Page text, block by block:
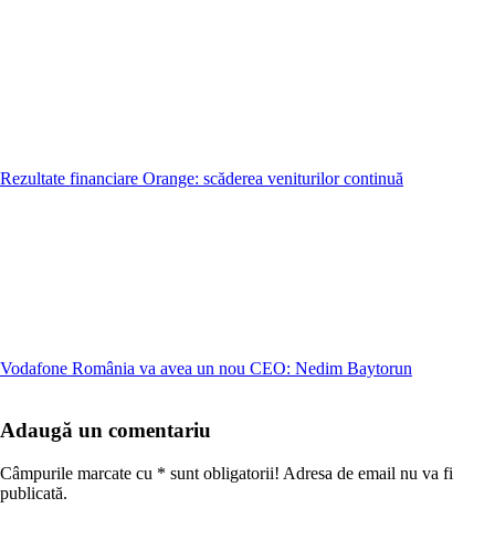
Rezultate financiare Orange: scăderea veniturilor continuă
Vodafone România va avea un nou CEO: Nedim Baytorun
Adaugă un comentariu
Câmpurile marcate cu * sunt obligatorii! Adresa de email nu va fi
publicată.